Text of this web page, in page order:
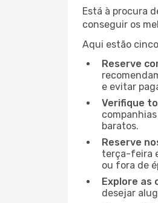
Está à procura
conseguir os
Aqui estão
Reserve
e evitar
Verifique
baratos.
Reserve
terça-feira
ou fora de
Explore as
desejar